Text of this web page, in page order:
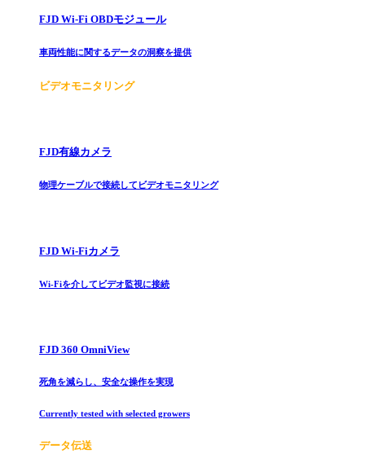
FJD Wi-Fi OBDモジュール
車両性能に関するデータの洞察を提供
ビデオモニタリング
FJD有線カメラ
物理ケーブルで接続してビデオモニタリング
FJD Wi-Fiカメラ
Wi-Fiを介してビデオ監視に接続
FJD 360 OmniView
死角を減らし、安全な操作を実現
Currently tested with selected growers
データ伝送